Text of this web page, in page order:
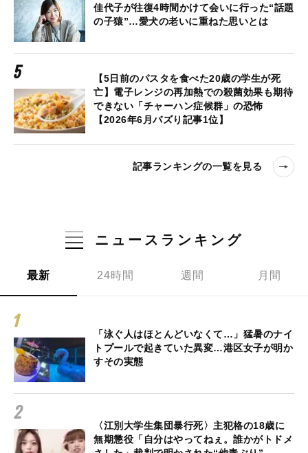
佳代子が往復4時間かけて会いに行った“話題
の子猿”…愛犬の老いに重ねた思いとは
【5日前のパスタを食べた20歳の学生が死
亡】電子レンジの再加熱での殺菌効果も期待
できない「チャーハン症候群」の恐怖
【2026年6月バズり記事1位】
記事ランキングの一覧を見る
ニュースランキング
最新 24時間 週間 月間
「泳ぐ人はほとんどいなくて…」猛暑のナイ
トプールで起きていた異変…港区女子が明か
すその実態
〈江別大学生集団暴行死〉主犯格の18歳に
無期懲役「自分はやってねぇ。誰かがトドメ